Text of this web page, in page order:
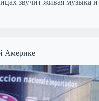
Америке